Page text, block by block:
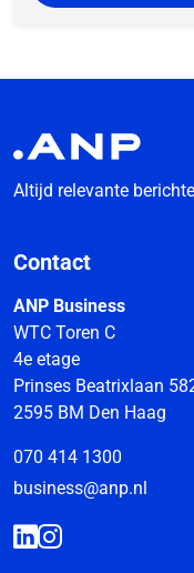
Altijd relevante
Contact
ANP Business
WTC Toren C
4e etage
Prinses Beatrixlaan
2595 BM Den Haag
070 414 1300
business@anp.nl